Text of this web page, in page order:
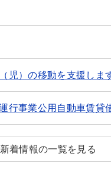
児）の移動を支援しま
行事業公用自動車賃貸
着情報の一覧を見る